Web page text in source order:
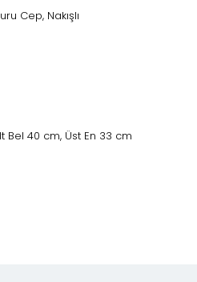
Cep, Nakışlı
Bel 40 cm, Üst En 33 cm